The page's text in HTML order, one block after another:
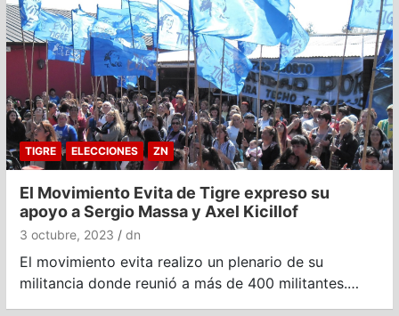
TIGRE ELECCIONES ZN
El Movimiento Evita de Tigre expreso su
apoyo a Sergio Massa y Axel Kicillof
3 octubre, 2023 dn
El movimiento evita realizo un plenario de su
militancia donde reunió a más de 400 militantes.…